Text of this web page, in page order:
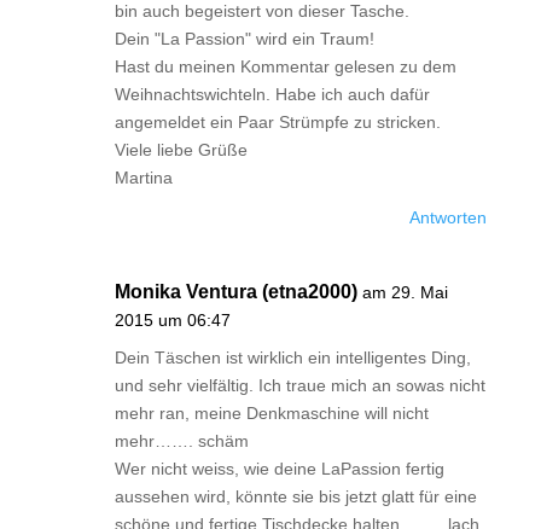
bin auch begeistert von dieser Tasche.
Dein "La Passion" wird ein Traum!
Hast du meinen Kommentar gelesen zu dem
Weihnachtswichteln. Habe ich auch dafür
angemeldet ein Paar Strümpfe zu stricken.
Viele liebe Grüße
Martina
Antworten
Monika Ventura (etna2000) am 29. Mai
2015 um 06:47
Dein Täschen ist wirklich ein intelligentes Ding,
und sehr vielfältig. Ich traue mich an sowas nicht
mehr ran, meine Denkmaschine will nicht
mehr……. schäm
Wer nicht weiss, wie deine LaPassion fertig
aussehen wird, könnte sie bis jetzt glatt für eine
schöne und fertige Tischdecke halten…….. lach.